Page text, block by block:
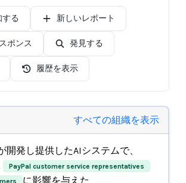
る 新しいレポート
ポンス 発見する
履歴を表示
すべての組織を表示
開発し提供したAIシステムで、
PayPal customer service representatives
に影響を与えた